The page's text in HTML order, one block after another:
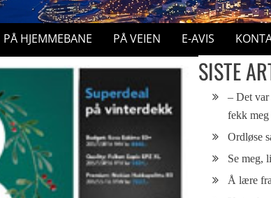
PÅ HJEMMEBANE PÅ VEIEN E-AVIS
SISTE
– Det var
fekk
Ordløse
Se meg,
Å lære